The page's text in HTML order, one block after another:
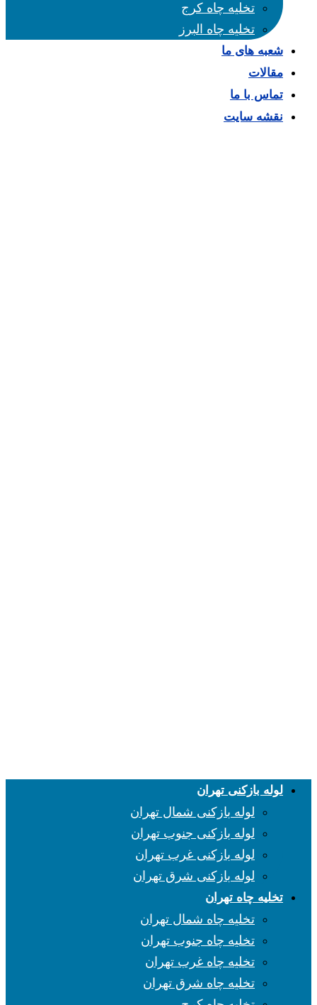
تخلیه چاه کرج
تخلیه چاه البرز
شعبه های ما
مقالات
تماس با ما
نقشه سایت
لوله بازکنی تهران
لوله بازکنی شمال تهران
لوله بازکنی جنوب تهران
لوله بازکنی غرب تهران
لوله بازکنی شرق تهران
تخلیه چاه تهران
تخلیه چاه شمال تهران
تخلیه چاه جنوب تهران
تخلیه چاه غرب تهران
تخلیه چاه شرق تهران